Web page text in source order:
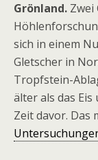
Grönland. Zwei
sich in einem
Gletscher in
Tropfstein-
älter als das Eis
Zeit davor. Das